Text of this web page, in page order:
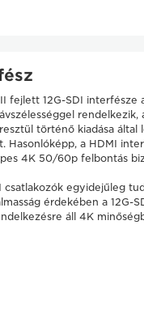
fejlett 12G-SDI interfésze
történő kiadása által
Hasonlóképp, a HDMI
4K 50/60p felbontás
csatlakozók egyidejűleg
érdekében a 12G-
áll 4K